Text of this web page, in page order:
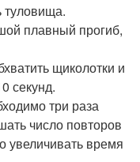
туловища.
плавный прогиб,
щиколотки и
секунд.
три раза
число повторов
увеличивать время